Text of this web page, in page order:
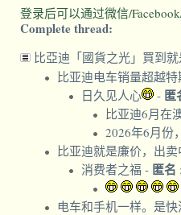
登录后可以通过微信/
Complete thread:
比亞迪「國貨之光」買到
比亚迪电车销量超越
日久见人心
- 匿
比亚迪6月在
2026年6月份
比亚迪就是廉价，出
消费者之福 - 匿名
电车和手机一样。是